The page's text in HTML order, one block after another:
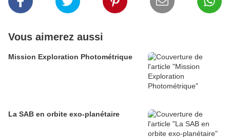
Vous aimerez aussi
Mission Exploration Photométrique
La SAB en orbite exo-planétaire